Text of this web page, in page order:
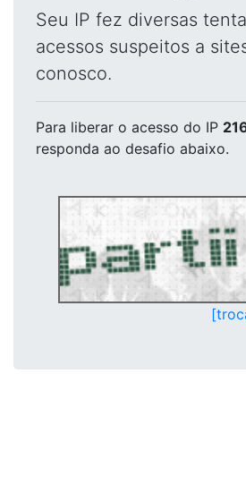
Seu IP fez diversas
acessos suspeitos a
conosco.
Para liberar o acesso do IP
responda ao desafio abaixo.